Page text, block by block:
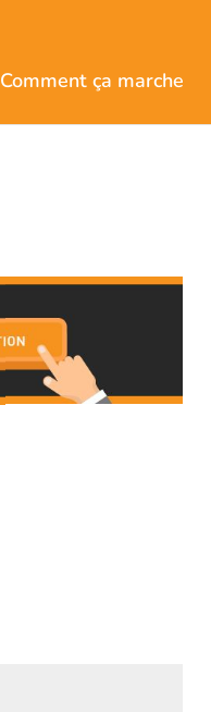
Comment ça marche